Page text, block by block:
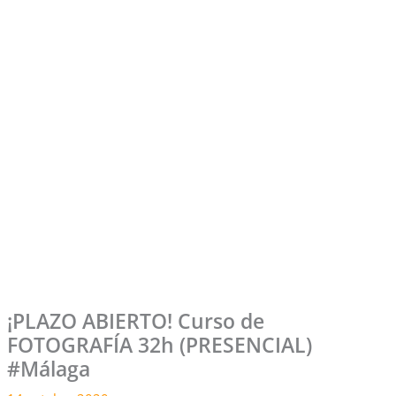
¡PLAZO ABIERTO! Curso de
FOTOGRAFÍA 32h (PRESENCIAL)
#Málaga